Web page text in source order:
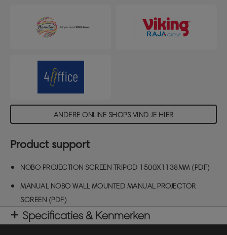
ANDERE ONLINE SHOPS VIND JE HIER
Product support
NOBO PROJECTION SCREEN TRIPOD 1500X1138MM (PDF)
MANUAL NOBO WALL MOUNTED MANUAL PROJECTOR
SCREEN (PDF)
Specificaties & Kenmerken